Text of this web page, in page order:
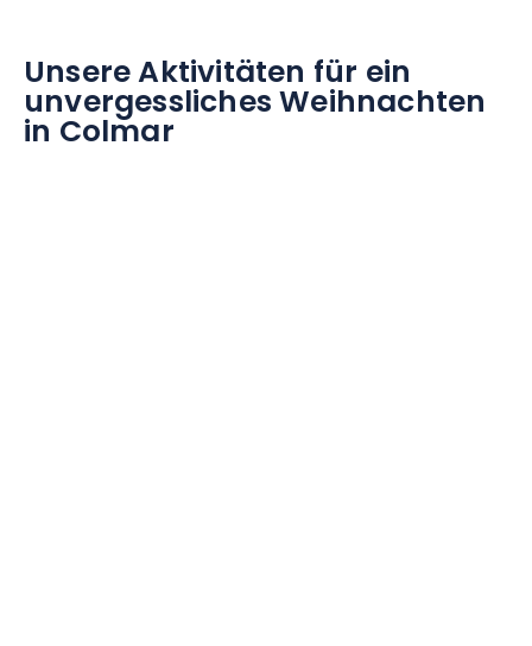
Unsere Aktivitäten für ein
unvergessliches Weihnachten
in Colmar